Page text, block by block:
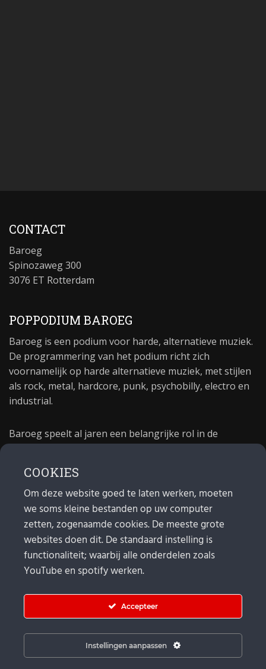
CONTACT
Baroeg
Spinozaweg 300
3076 ET Rotterdam
POPPODIUM BAROEG
Baroeg is een podium voor harde, alternatieve muziek.
De programmering van het podium richt zich
voornamelijk op harde alternatieve muziek, met stijlen
als rock, metal, hardcore, punk, psychobilly, electro en
industrial.
Baroeg speelt al jaren een belangrijke rol in de
poppodium 40 jaar.
MAIL
Algemeen: info@baroeg.nl
Bands & boeking: leon@baroeg.nl
Promotie & publiciteit: francis@baroeg.nl
COOKIES
Om deze website goed te laten werken, moeten
we soms kleine bestanden op uw computer
zetten, zogenaamde cookies. De meeste grote
websites doen dit. De standaard instelling is
functionaliteit; waarbij alle onderdelen zoals
YouTube en spotify werken.
Accepteer
Instellingen aanpassen